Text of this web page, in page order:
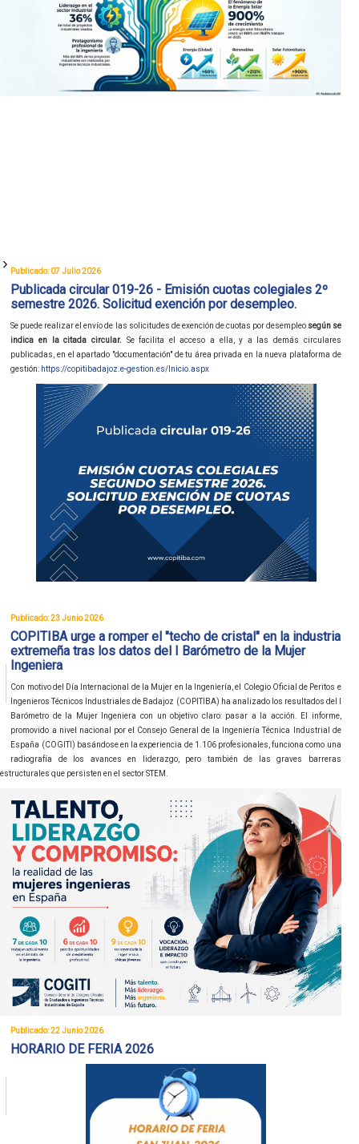
Publicado: 07 Julio 2026
Publicada circular 019-26 - Emisión cuotas colegiales 2º
semestre 2026. Solicitud exención por desempleo.
Se puede realizar el envío de las solicitudes de exención de cuotas por desempleo según se
indica en la citada circular. Se facilita el acceso a ella, y a las demás circulares
publicadas, en el apartado "documentación" de tu área privada en la nueva plataforma de
gestión: https://copitibadajoz.e-gestion.es/Inicio.aspx
Publicado: 23 Junio 2026
COPITIBA urge a romper el "techo de cristal" en la industria
extremeña tras los datos del I Barómetro de la Mujer
Ingeniera
Con motivo del Día Internacional de la Mujer en la Ingeniería, el Colegio Oficial de Peritos e
Ingenieros Técnicos Industriales de Badajoz (COPITIBA) ha analizado los resultados del I
Barómetro de la Mujer Ingeniera con un objetivo claro: pasar a la acción. El informe,
promovido a nivel nacional por el Consejo General de la Ingeniería Técnica Industrial de
España (COGITI) basándose en la experiencia de 1.106 profesionales, funciona como una
radiografía de los avances en liderazgo, pero también de las graves barreras
estructurales que persisten en el sector STEM.
Publicado: 22 Junio 2026
HORARIO DE FERIA 2026